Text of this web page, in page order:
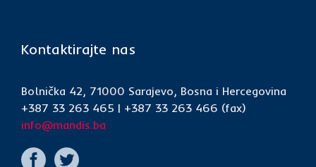
Kontaktirajte nas
Bolnička 42, 71000 Sarajevo, Bosna i Hercegovina
+387 33 263 465 | +387 33 263 466 (fax)
info@mandis.ba